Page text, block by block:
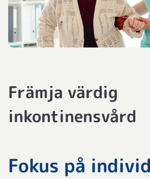
Främja värdig
inkontinensvård
Fokus på